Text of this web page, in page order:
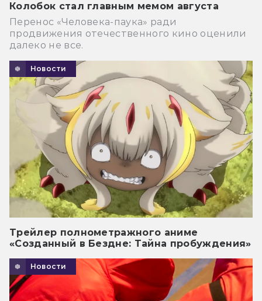
Колобок стал главным мемом августа
Перенос «Человека-паука» ради
продвижения отечественного кино оценили
далеко не все.
Новости
Трейлер полнометражного аниме
«Созданный в Бездне: Тайна пробуждения»
Новости